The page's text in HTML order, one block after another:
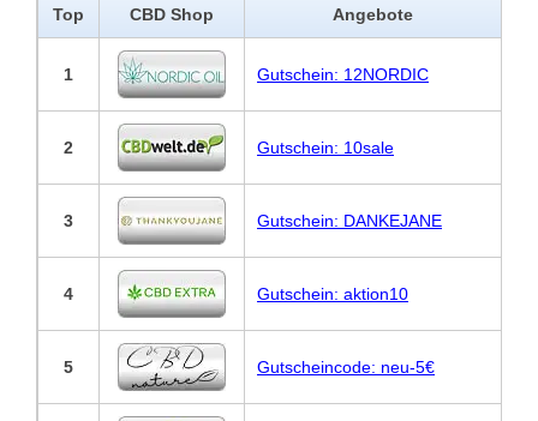
Top CBD Shop Angebote
1 Gutschein: 12NORDIC
2 Gutschein: 10sale
3 Gutschein: DANKEJANE
4 Gutschein: aktion10
5 Gutscheincode: neu-5€